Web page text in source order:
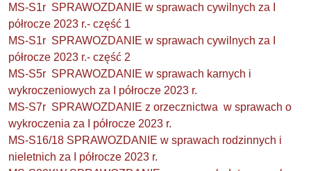
MS-S1r SPRAWOZDANIE w sprawach cywilnych za I
półrocze 2023 r.- część 1
MS-S1r SPRAWOZDANIE w sprawach cywilnych za I
półrocze 2023 r.- część 2
MS-S5r SPRAWOZDANIE w sprawach karnych i
wykroczeniowych za I półrocze 2023 r.
MS-S7r SPRAWOZDANIE z orzecznictwa w sprawach o
wykroczenia za I półrocze 2023 r.
MS-S16/18 SPRAWOZDANIE w sprawach rodzinnych i
nieletnich za I półrocze 2023 r.